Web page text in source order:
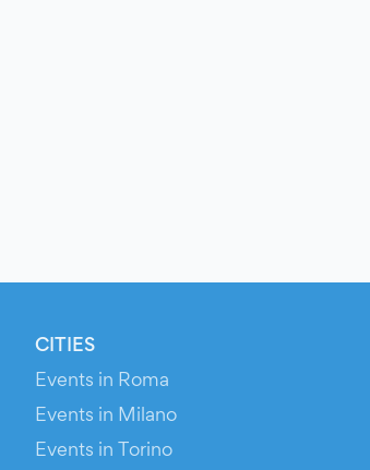
CITIES
Events in Roma
Events in Milano
Events in Torino